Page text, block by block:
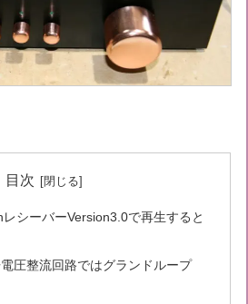
目次
シーバーVersion3.0で再生すると
圧整流回路ではグランドループ